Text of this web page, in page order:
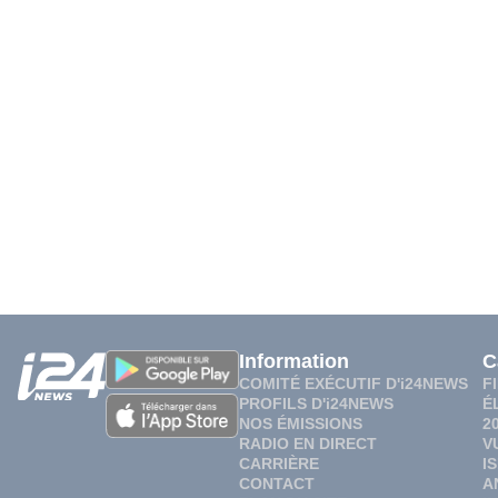
Information
COMITÉ EXÉCUTIF D'i24NEWS
PROFILS D'i24NEWS
NOS ÉMISSIONS
RADIO EN DIRECT
CARRIÈRE
CONTACT